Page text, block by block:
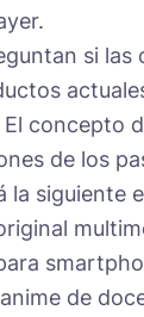
si
concepto
de los
la siguiente
de